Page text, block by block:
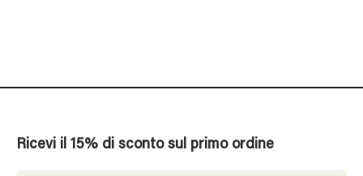
Ricevi il 15% di sconto sul primo ordine